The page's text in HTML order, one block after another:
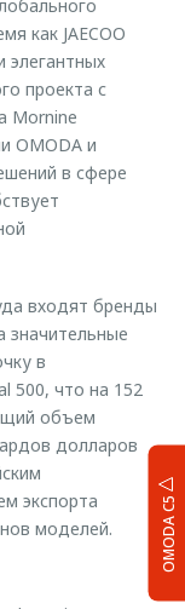
OMODA C5
как JAECOO
элегантных
проекта с
Mornine
OMODA и
в сфере
входят бренды
значительные
в
500, что на 152
объем
долларов
экспорта
моделей.